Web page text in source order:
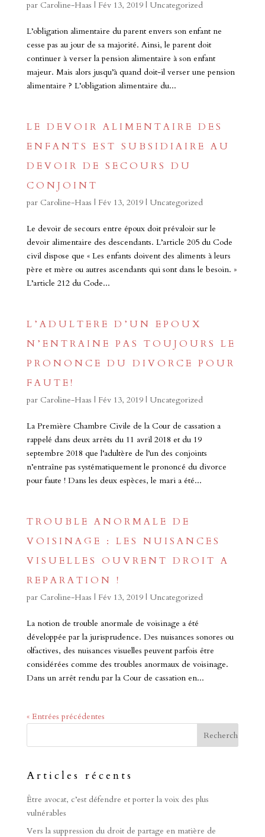
par Caroline-Haas | Fév 13, 2019| Uncategorized
L’obligation alimentaire du parent envers son enfant ne
cesse pas au jour de sa majorité. Ainsi, le parent doit
continuer à verser la pension alimentaire à son enfant
majeur. Mais alors jusqu’à quand doit-il verser une pension
alimentaire ? L’obligation alimentaire du...
LE DEVOIR ALIMENTAIRE DES
ENFANTS EST SUBSIDIAIRE AU
DEVOIR DE SECOURS DU
CONJOINT
par Caroline-Haas | Fév 13, 2019| Uncategorized
Le devoir de secours entre époux doit prévaloir sur le
devoir alimentaire des descendants. L’article 205 du Code
civil dispose que « Les enfants doivent des aliments à leurs
père et mère ou autres ascendants qui sont dans le besoin. »
L’article 212 du Code...
L’ADULTERE D’UN EPOUX
N’ENTRAINE PAS TOUJOURS LE
PRONONCE DU DIVORCE POUR
FAUTE!
par Caroline-Haas | Fév 13, 2019| Uncategorized
La Première Chambre Civile de la Cour de cassation a
rappelé dans deux arrêts du 11 avril 2018 et du 19
septembre 2018 que l’adultère de l’un des conjoints
n’entraîne pas systématiquement le prononcé du divorce
pour faute ! Dans les deux espèces, le mari a été...
TROUBLE ANORMALE DE
VOISINAGE : LES NUISANCES
VISUELLES OUVRENT DROIT A
REPARATION !
par Caroline-Haas | Fév 13, 2019| Uncategorized
La notion de trouble anormale de voisinage a été
développée par la jurisprudence. Des nuisances sonores ou
olfactives, des nuisances visuelles peuvent parfois être
considérées comme des troubles anormaux de voisinage.
Dans un arrêt rendu par la Cour de cassation en...
« Entrées précédentes
Articles récents
Être avocat, c’est défendre et porter la voix des plus
vulnérables
Vers la suppression du droit de partage en matière de